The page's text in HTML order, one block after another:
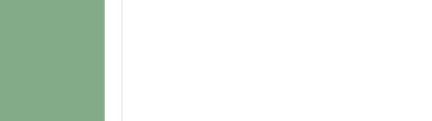
Casting film horror internazionale “Gaming